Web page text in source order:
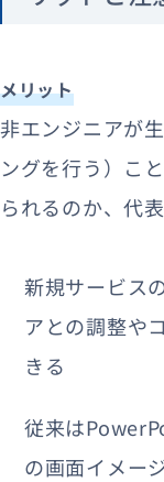
メリット
非エンジニアが
ングを行う）こ
られるのか、代
新規サービス
アとの調整や
きる
従来は
の画面イメー